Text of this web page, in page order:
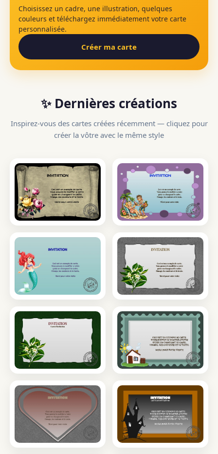
Choisissez un cadre, une illustration, quelques
couleurs et téléchargez immédiatement votre carte
personnalisée.
Créer ma carte
✨ Dernières créations
Inspirez-vous des cartes créées récemment — cliquez pour
créer la vôtre avec le même style